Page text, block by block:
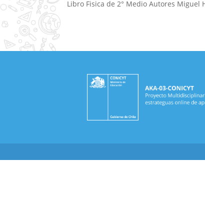
Libro Fisica de 2° Medio Autores